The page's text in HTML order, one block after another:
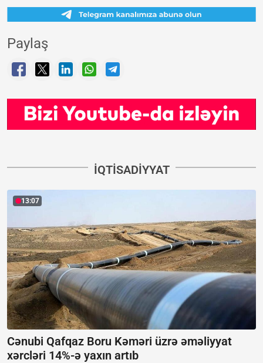
Paylaş
İQTISADIYYAT
13:07
Cənubi Qafqaz Boru Kəməri üzrə əməliyyat
xərcləri 14%-ə yaxın artıb